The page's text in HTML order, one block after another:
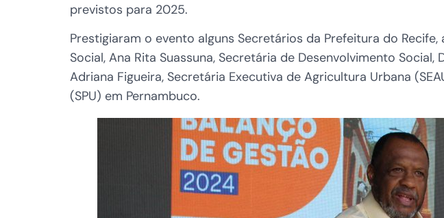
previstos para 2025.
Prestigiaram o evento alguns Secretários da Prefeitura do
Social, Ana Rita Suassuna, Secretária de Desenvolvimento
Adriana Figueira, Secretária Executiva de Agricultura Urbana
(SPU) em Pernambuco.